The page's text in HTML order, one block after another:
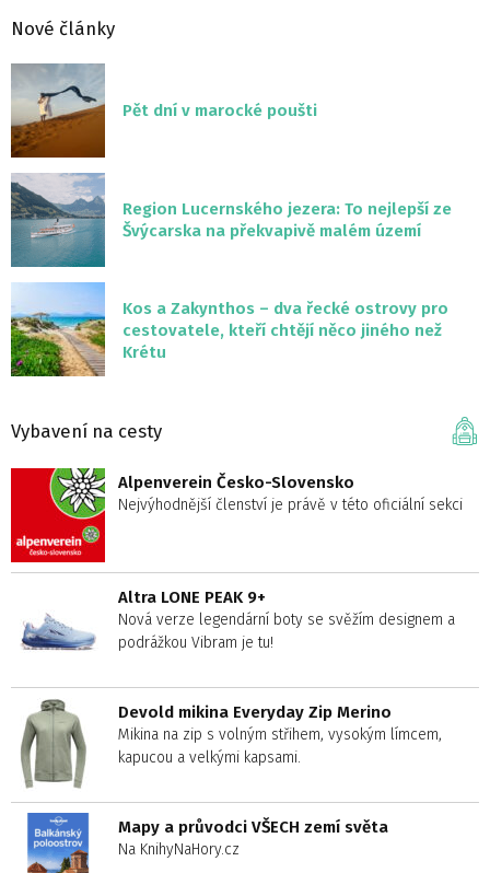
Nové články
Pět dní v marocké poušti
Region Lucernského jezera: To nejlepší ze
Švýcarska na překvapivě malém území
Kos a Zakynthos – dva řecké ostrovy pro
cestovatele, kteří chtějí něco jiného než
Krétu
Vybavení na cesty
Alpenverein Česko-Slovensko
Nejvýhodnější členství je právě v této oficiální sekci
Altra LONE PEAK 9+
Nová verze legendární boty se svěžím designem a
podrážkou Vibram je tu!
Devold mikina Everyday Zip Merino
Mikina na zip s volným střihem, vysokým límcem,
kapucou a velkými kapsami.
Mapy a průvodci VŠECH zemí světa
Na KnihyNaHory.cz